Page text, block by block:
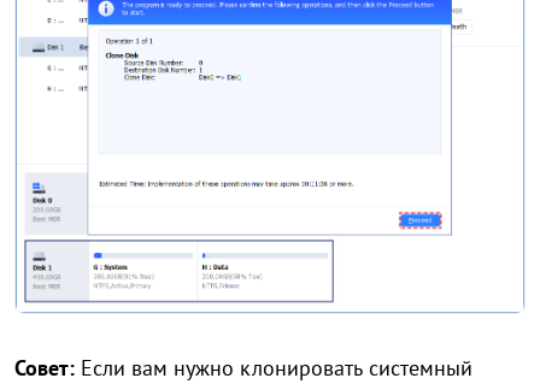
Совет: Если вам нужно клонировать системный